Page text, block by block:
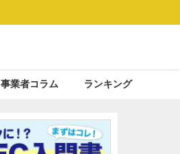
事業者コラム ランキング